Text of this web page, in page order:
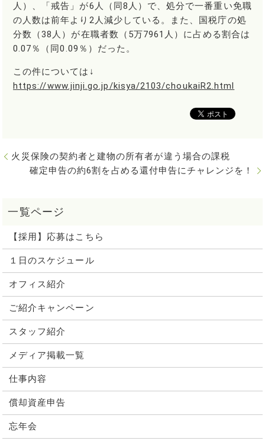
人）、「戒告」が6人（同8人）で、処分で一番重い免職
の人数は前年より2人減少している。また、国税庁の処
分数（38人）が在職者数（5万7961人）に占める割合は
0.07％（同0.09％）だった。
この件については↓
https://www.jinji.go.jp/kisya/2103/choukaiR2.html
火災保険の契約者と建物の所有者が違う場合の課税
確定申告の約6割を占める還付申告にチャレンジを！
【採用】応募はこちら
１日のスケジュール
オフィス紹介
ご紹介キャンペーン
スタッフ紹介
メディア掲載一覧
仕事内容
償却資産申告
忘年会